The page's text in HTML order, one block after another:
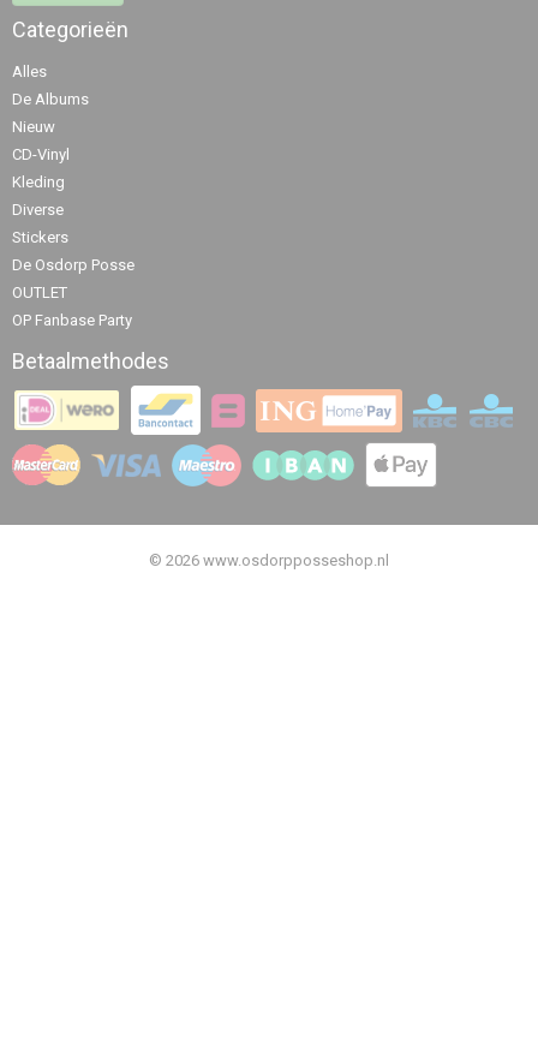
Categorieën
Alles
De Albums
Nieuw
CD-Vinyl
Kleding
Diverse
Stickers
De Osdorp Posse
OUTLET
OP Fanbase Party
Betaalmethodes
© 2026 www.osdorpposseshop.nl